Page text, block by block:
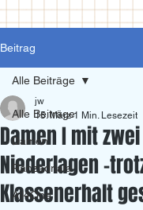
Beitrag
Alle Beiträge
Damen
Ranzadriala
All4One
Alle Beiträge
Damen I mit
Niederlagen -
Klassenerhalt
jw
15. März 1 Min. Lesezeit